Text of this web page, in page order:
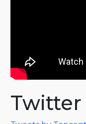
Twitter